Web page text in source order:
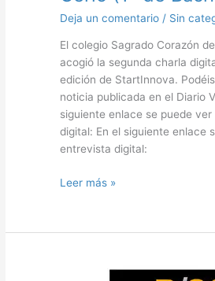
Deja un comentario / Sin
El colegio Sagrado Corazón
acogió la segunda charla
edición de StartInnova.
noticia publicada en el Diario
siguiente enlace se puede
digital: En el siguiente enlace
entrevista digital:
Leer más »